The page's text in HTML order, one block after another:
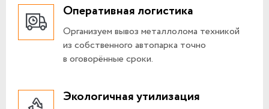
Оперативная логистика
Организуем вывоз металлолома техникой
из собственного автопарка точно
в оговорённые сроки.
Экологичная утилизация